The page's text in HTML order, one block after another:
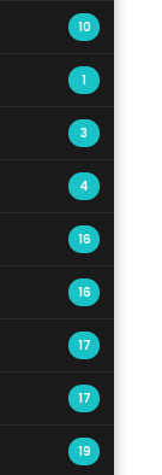
10
1
3
4
16
16
17
17
19